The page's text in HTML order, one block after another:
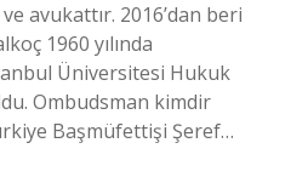
avukattır. 2016’dan beri
1960 yılında
Üniversitesi Hukuk
Ombudsman kimdir
Başmüfettişi Şeref…